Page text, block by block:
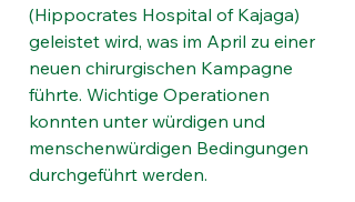
(Hippocrates Hospital of Kajaga)
geleistet wird, was im April zu einer
neuen chirurgischen Kampagne
führte. Wichtige Operationen
konnten unter würdigen und
menschenwürdigen Bedingungen
durchgeführt werden.